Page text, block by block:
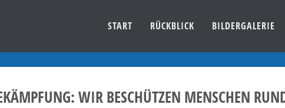
START RÜCKBLICK BILDERGALERIE
WIR BESCHÜTZEN MENSCHEN